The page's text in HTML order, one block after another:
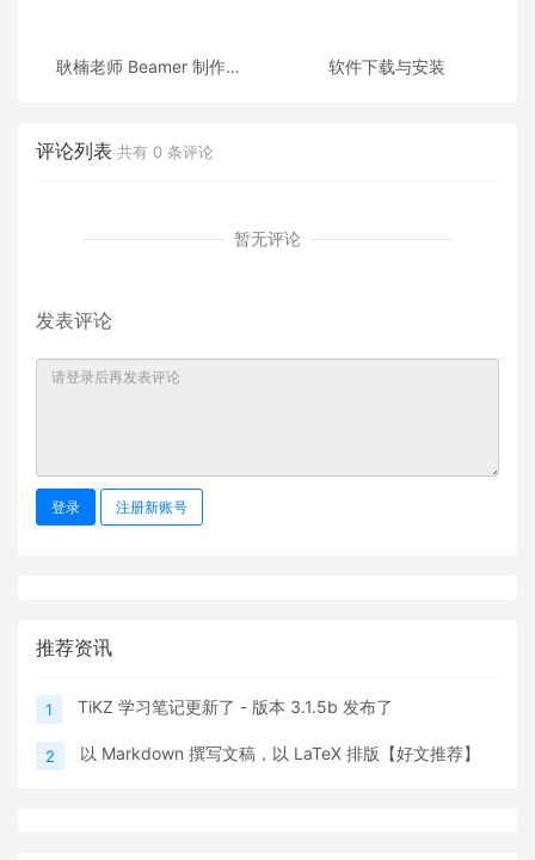
耿楠老师 Beamer 制作的
软件下载与安装
评论列表 共有 0 条评论
暂无评论
发表评论
登录 注册新账号
推荐资讯
1 TiKZ 学习笔记更新了 - 版本 3.1.5b 发布了
2 以 Markdown 撰写文稿，以 LaTeX 排版【好文推荐】